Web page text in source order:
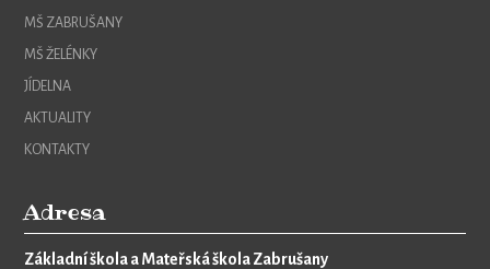
MŠ ZABRUŠANY
MŠ ŽELÉNKY
JÍDELNA
AKTUALITY
KONTAKTY
Adresa
Základní škola a Mateřská škola Zabrušany